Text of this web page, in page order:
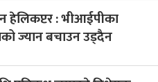
हेलिकप्टर : भीआईपीका
ज्यान बचाउन उड्दैन